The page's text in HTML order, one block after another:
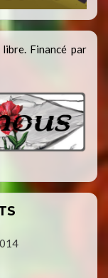
libre. Financé par